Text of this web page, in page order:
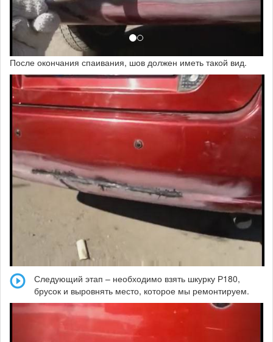
После окончания спаивания, шов должен иметь такой вид.
Следующий этап – необходимо взять шкурку Р180,
брусок и выровнять место, которое мы ремонтируем.